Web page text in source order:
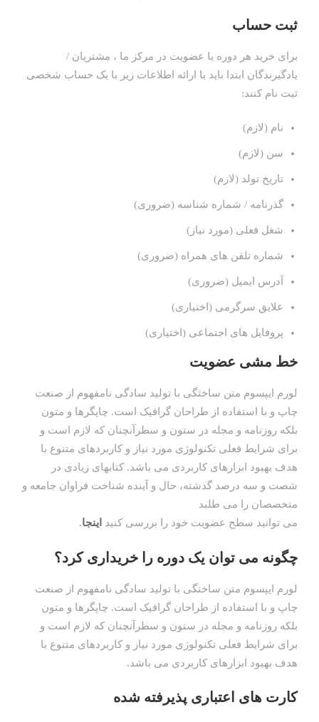
ثبت حساب
برای خرید هر دوره یا عضویت در مرکز ما ، مشتریان /
یادگیرندگان ابتدا باید با ارائه اطلاعات زیر با یک حساب شخصی
ثبت نام کنند:
نام (لازم)
سن (لازم)
تاریخ تولد (لازم)
گذرنامه / شماره شناسه (ضروری)
شغل فعلی (مورد نیاز)
شماره تلفن های همراه (ضروری)
آدرس ایمیل (ضروری)
علایق سرگرمی (اختیاری)
پروفایل های اجتماعی (اختیاری)
خط مشی عضویت
لورم ایپسوم متن ساختگی با تولید سادگی نامفهوم از صنعت
چاپ و با استفاده از طراحان گرافیک است. چاپگرها و متون
بلکه روزنامه و مجله در ستون و سطرآنچنان که لازم است و
برای شرایط فعلی تکنولوژی مورد نیاز و کاربردهای متنوع با
هدف بهبود ابزارهای کاربردی می باشد. کتابهای زیادی در
شصت و سه درصد گذشته، حال و آینده شناخت فراوان جامعه و
متخصصان را می طلبد
می توانید سطح عضویت خود را بررسی کنید
اینجا.
چگونه می توان یک دوره را خریداری کرد؟
لورم ایپسوم متن ساختگی با تولید سادگی نامفهوم از صنعت
چاپ و با استفاده از طراحان گرافیک است. چاپگرها و متون
بلکه روزنامه و مجله در ستون و سطرآنچنان که لازم است و
برای شرایط فعلی تکنولوژی مورد نیاز و کاربردهای متنوع با
هدف بهبود ابزارهای کاربردی می باشد.
کارت های اعتباری پذیرفته شده